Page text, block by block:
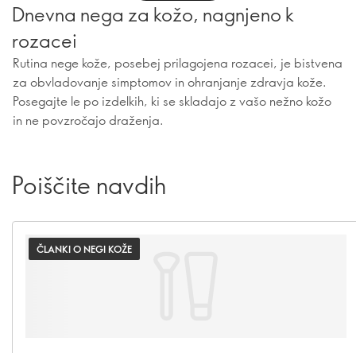
Dnevna nega za kožo, nagnjeno k
rozacei
Rutina nege kože, posebej prilagojena rozacei, je bistvena
za obvladovanje simptomov in ohranjanje zdravja kože.
Posegajte le po izdelkih, ki se skladajo z vašo nežno kožo
in ne povzročajo draženja.
Poiščite navdih
ČLANKI O NEGI KOŽE